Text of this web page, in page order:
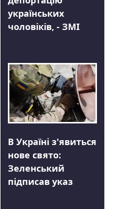
українських
чоловіків, - ЗМІ
В Україні з'явиться
нове свято:
Зеленський
підписав указ